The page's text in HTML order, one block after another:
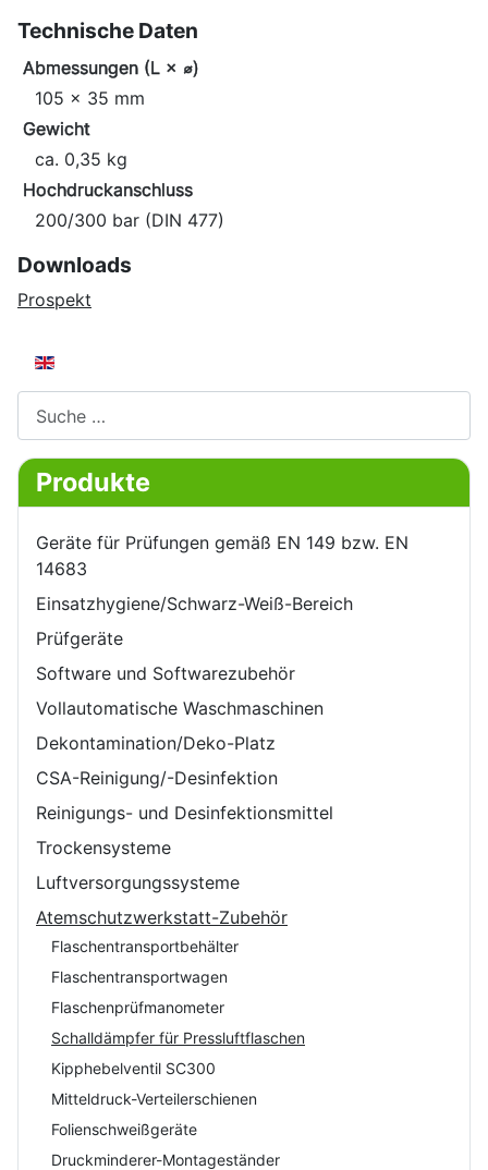
Sprache auswählen
Produkte
Geräte für Prüfungen gemäß EN 149 bzw. EN
14683
Einsatzhygiene/Schwarz-Weiß-Bereich
Prüfgeräte
Software und Softwarezubehör
Vollautomatische Waschmaschinen
Dekontamination/Deko-Platz
CSA-Reinigung/-Desinfektion
Reinigungs- und Desinfektionsmittel
Trockensysteme
Luftversorgungssysteme
Atemschutzwerkstatt-Zubehör
Flaschentransportbehälter
Flaschentransportwagen
Flaschenprüfmanometer
Schalldämpfer für Pressluftflaschen
Kipphebelventil SC300
Mitteldruck-Verteilerschienen
Folienschweißgeräte
Druckminderer-Montageständer
Technische Daten
Abmessungen (L × ⌀)
105 × 35 mm
Gewicht
ca. 0,35 kg
Hochdruckanschluss
200/300 bar (DIN 477)
Downloads
Prospekt